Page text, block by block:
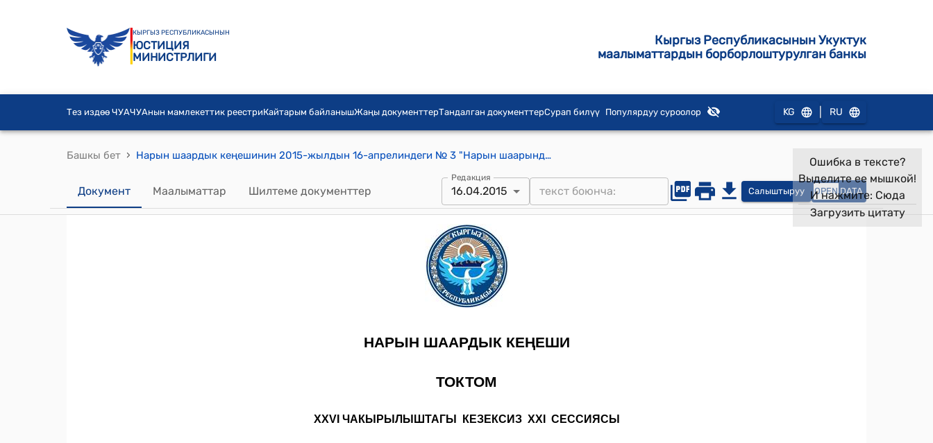
КЫРГЫЗ РЕСПУБЛИКАСЫНЫН
ЮСТИЦИЯ
МИНИСТРЛИГИ
Кыргыз Республикасынын Укуктук
маалыматтардын борборлоштурулган банкы
Тез издөө ЧУАЧУАнын мамлекеттик реестриКайтарым байланышЖаңы документтерТандалган документтерСурап билүү Популярдуу суроолор KG RU
Башкы бет › Нарын шаардык кеңешинин 2015-жылдын 16-апрелиндеги № 3 "Нарын шаарындагы Б.Жапаралиев паркын убактылуу ижарага берүү жөнүндө" токтому
Документ Маалыматтар Шилтеме документтер
Редакция
16.04.2015 Салыштыруу OPEN DATA
Ошибка в тексте?
Выделите ее мышкой!
И нажмите: Сюда
Загрузить цитату